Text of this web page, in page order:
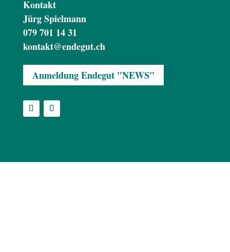
Kontakt
Jürg Spielmann
079 701 14 31
kontakt@endegut.ch
Anmeldung Endegut "NEWS"